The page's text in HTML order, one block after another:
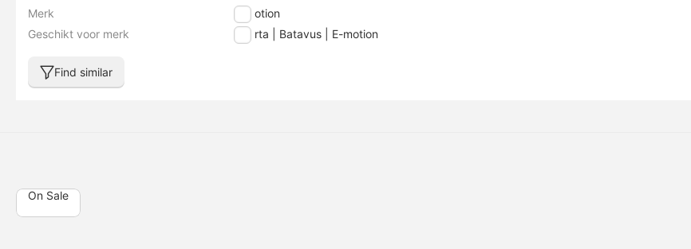
Merk
E-motion
Geschikt voor merk
Sparta | Batavus | E-motion
Find similar
On Sale